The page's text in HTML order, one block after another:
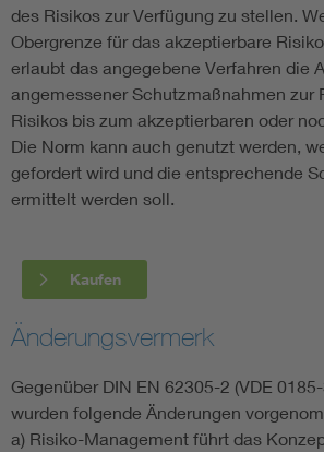
des Risikos zur Verfügung zu stellen.
Obergrenze für das akzeptierbare
erlaubt das angegebene Verfahren die
angemessener Schutzmaßnahmen zur
Risikos bis zum akzeptierbaren oder
Die Norm kann auch genutzt werden,
gefordert wird und die entsprechende
ermittelt werden soll.
Kaufen
Änderungsvermerk
Gegenüber DIN EN 62305-2 (VDE
wurden folgende Änderungen
a) Risiko-Management führt das